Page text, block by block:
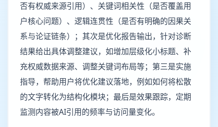
否有权威来源引用）、关键词相关性（是否覆盖用
户核心问题）、逻辑连贯性（是否有明确的因果关
系与论证链条）；其次是优化报告输出，针对诊断
结果给出具体调整建议，如增加层级化小标题、补
充权威数据来源、调整关键词布局等；第三是实施
指导，帮助用户将优化建议落地，例如如何将松散
的文字转化为结构化模块；最后是效果跟踪，定期
监测内容被AI引用的频率与访问量变化。